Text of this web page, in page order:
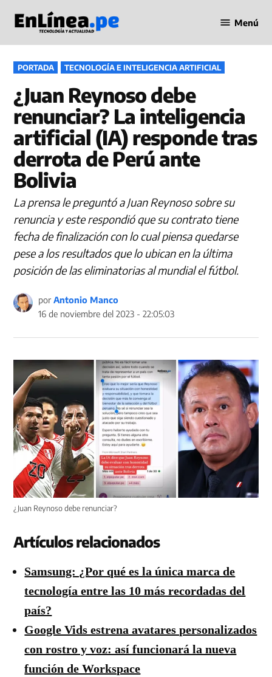
contenido
en Línea
Menú
PUBLICADO
EN
PORTADA TECNOLOGÍA E INTELIGENCIA ARTIFICIAL
¿Juan Reynoso debe
renunciar? La inteligencia
artificial (IA) responde tras
derrota de Perú ante
Bolivia
La prensa le preguntó a Juan Reynoso sobre su
renuncia y este respondió que su contrato tiene
fecha de finalización con lo cual piensa quedarse
pese a los resultados que lo ubican en la última
posición de las eliminatorias al mundial el fútbol.
por Antonio Manco
16 de noviembre del 2023 - 22:05:03
¿Juan Reynoso debe renunciar?
Artículos relacionados
Samsung: ¿Por qué es la única marca de
tecnología entre las 10 más recordadas del
país?
Google Vids estrena avatares personalizados
con rostro y voz: así funcionará la nueva
función de Workspace